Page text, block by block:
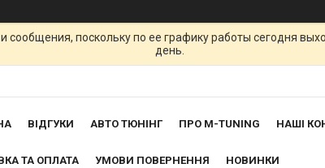
поскольку по ее графику работы сегодня
день.
ВІДГУКИ АВТО ТЮНІНГ ПРО M-TUNING НАШІ
ТА ОПЛАТА УМОВИ ПОВЕРНЕННЯ НОВИНКИ